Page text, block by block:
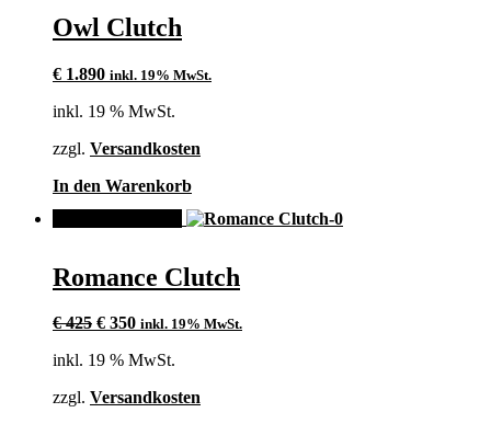
Owl Clutch
€ 1.890 inkl. 19% MwSt.
inkl. 19 % MwSt.
zzgl. Versandkosten
In den Warenkorb
Romance Clutch
€425 Ursprünglicher
war:
€ 350Aktueller
ist:
inkl. 19% MwSt.
inkl. 19 % MwSt.
zzgl. Versandkosten